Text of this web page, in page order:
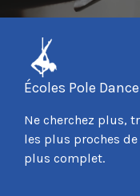
Écoles Pole Dance
Ne cherchez plus,
les plus proches
plus complet.